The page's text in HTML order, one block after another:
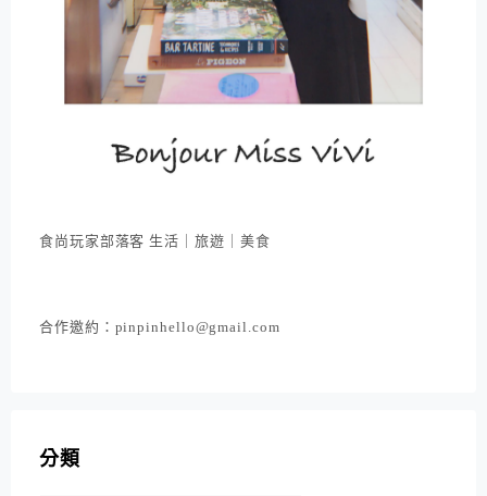
食尚玩家部落客 生活｜旅遊｜美食
合作邀約：pinpinhello@gmail.com
分類